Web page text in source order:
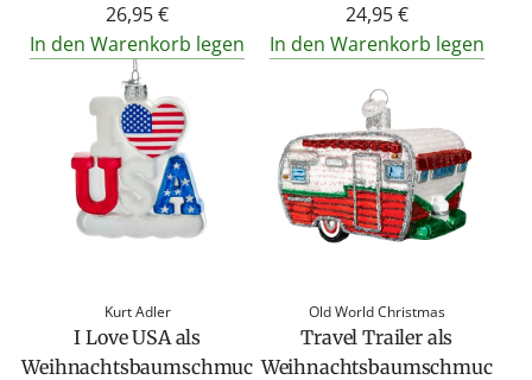
26,95 €
In den Warenkorb legen
24,95 €
In den Warenkorb legen
Kurt Adler
I Love USA als
Weihnachtsbaumschmuc
Old World Christmas
Travel Trailer als
Weihnachtsbaumschmuc